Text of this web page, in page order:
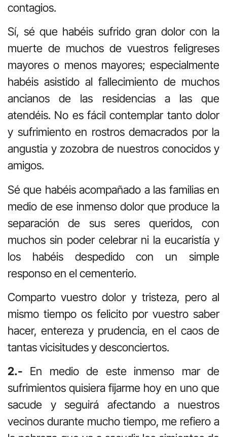
contagios.
Sí, sé que habéis sufrido gran dolor con la
muerte de muchos de vuestros feligreses
mayores o menos mayores; especialmente
habéis asistido al fallecimiento de muchos
ancianos de las residencias a las que
atendéis. No es fácil contemplar tanto dolor
y sufrimiento en rostros demacrados por la
angustia y zozobra de nuestros conocidos y
amigos.
Sé que habéis acompañado a las familias en
medio de ese inmenso dolor que produce la
separación de sus seres queridos, con
muchos sin poder celebrar ni la eucaristía y
los habéis despedido con un simple
responso en el cementerio.
Comparto vuestro dolor y tristeza, pero al
mismo tiempo os felicito por vuestro saber
hacer, entereza y prudencia, en el caos de
tantas vicisitudes y desconciertos.
2.- En medio de este inmenso mar de
sufrimientos quisiera fijarme hoy en uno que
sacude y seguirá afectando a nuestros
vecinos durante mucho tiempo, me refiero a